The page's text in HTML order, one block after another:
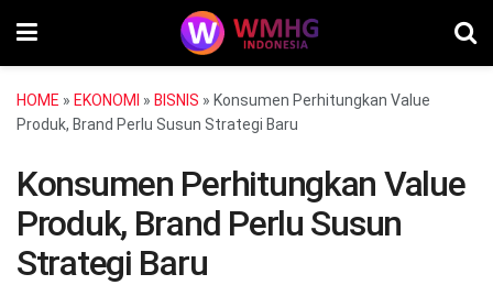
HOME » EKONOMI » BISNIS » Konsumen Perhitungkan Value
Produk, Brand Perlu Susun Strategi Baru
Konsumen Perhitungkan Value
Produk, Brand Perlu Susun
Strategi Baru